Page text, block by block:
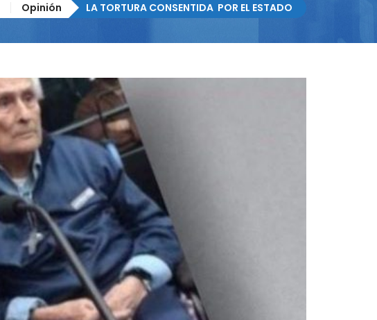
Opinión LA TORTURA CONSENTIDA POR EL ESTADO